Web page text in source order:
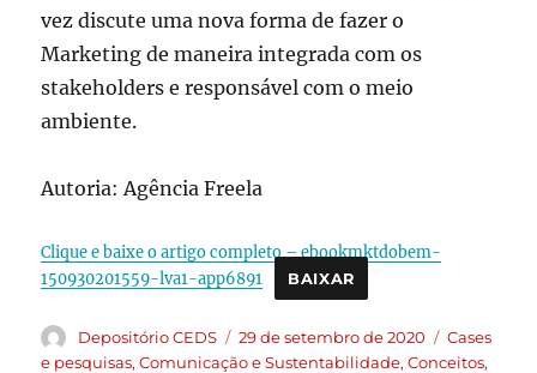
vez discute uma nova forma de fazer o
Marketing de maneira integrada com os
stakeholders e responsável com o meio
ambiente.
Autoria: Agência Freela
Clique e baixe o artigo completo – ebookmktdobem-
150930201559-lva1-app6891
BAIXAR
Depositório CEDS 29 de setembro de 2020
Cases
e pesquisas,Comunicação e Sustentabilidade,Conceitos,